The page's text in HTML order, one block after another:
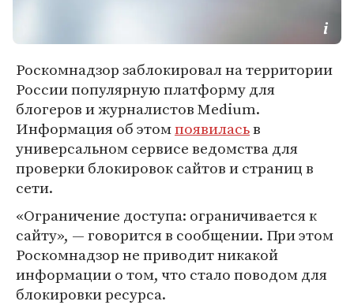
Роскомнадзор заблокировал на территории
России популярную платформу для
блогеров и журналистов Medium.
Информация об этомпоявиласьв
универсальном сервисе ведомства для
проверки блокировок сайтов и страниц в
сети.
«Ограничение доступа: ограничивается к
сайту», — говорится в сообщении. При этом
Роскомнадзор не приводит никакой
информации о том, что стало поводом для
блокировки ресурса.